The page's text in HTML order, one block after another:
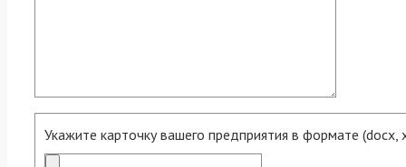
Укажите карточку вашего предприятия в формате (docx,